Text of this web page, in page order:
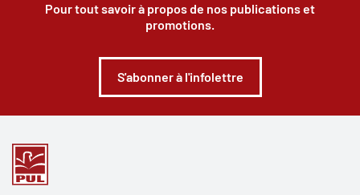
Pour tout savoir à propos de nos publications et
promotions.
S'abonner à l'infolettre